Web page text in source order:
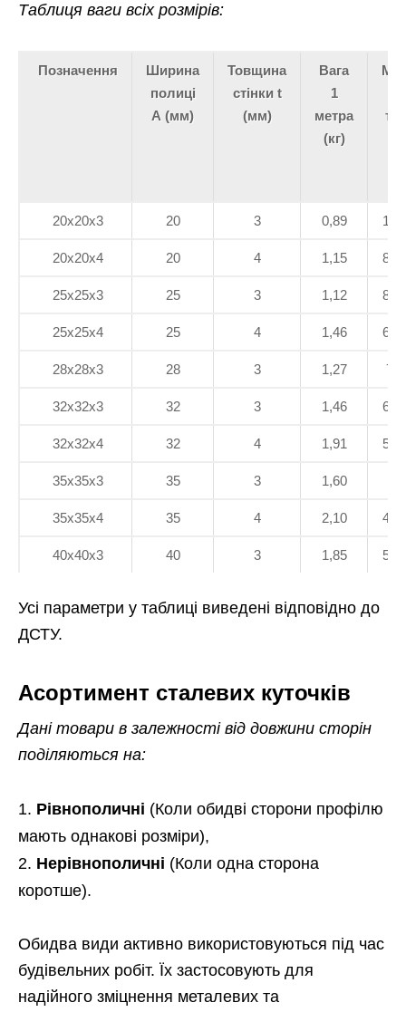
Таблиця ваги всіх розмірів:
Позначення
Ширина
полиці
A (мм)
Товщина
стінки t
(мм)
Вага
1
метра
(кг)
20х20х3 20 3 0,89
20х20х4 20 4 1,15
25х25х3 25 3 1,12
25х25х4 25 4 1,46
28х28х3 28 3 1,27
32х32х3 32 3 1,46
32х32х4 32 4 1,91
35х35х3 35 3 1,60
35х35х4 35 4 2,10
40х40х3 40 3 1,85
Усі параметри у таблиці виведені відповідно до
ДСТУ.
Асортимент сталевих куточків
Дані товари в залежності від довжини сторін
поділяються на:
Рівнополичні (Коли обидві сторони профілю
мають однакові розміри),
Нерівнополичні (Коли одна сторона
коротше).
Обидва види активно використовуються під час
будівельних робіт. Їх застосовують для
надійного зміцнення металевих та